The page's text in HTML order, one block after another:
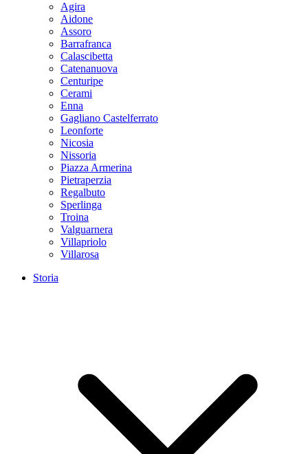
Agira
Aidone
Assoro
Barrafranca
Calascibetta
Catenanuova
Centuripe
Cerami
Enna
Gagliano Castelferrato
Leonforte
Nicosia
Nissoria
Piazza Armerina
Pietraperzia
Regalbuto
Sperlinga
Troina
Valguarnera
Villapriolo
Villarosa
Storia